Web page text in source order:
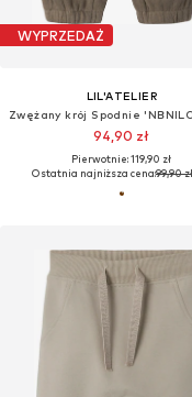
WYPRZEDAŻ
LIL'ATELIER
94,90 zł
Pierwotnie: 119,90 zł
Ostatnia najniższa cena:99,90 zł